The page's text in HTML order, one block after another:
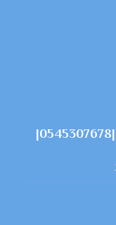
شركة تنظيف فلل في العين |0545307678|